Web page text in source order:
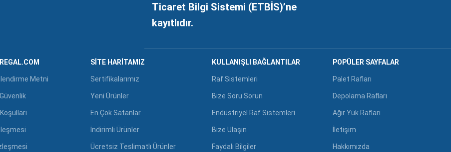
Ticaret Bilgi Sistemi (ETBİS)’ne
kayıtlıdır.
Metni
SITE HARITAMIZ
Sertifikalarımız
Yeni Ürünler
En Çok Satanlar
İndirimli Ürünler
Ücretsiz Teslimatlı Ürünler
KULLANIŞLI BAĞLANTILAR
Raf Sistemleri
Bize Soru Sorun
Endüstriyel Raf Sistemleri
Bize Ulaşın
Faydalı Bilgiler
POPÜLER SAYFALAR
Palet Rafları
Depolama Rafları
Ağır Yük Rafları
İletişim
Hakkımızda